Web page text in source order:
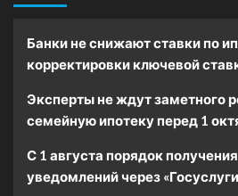
Банки не снижают ставки по
корректировки ключевой
Эксперты не ждут заметного
семейную ипотеку перед 1
С 1 августа порядок
уведомлений через